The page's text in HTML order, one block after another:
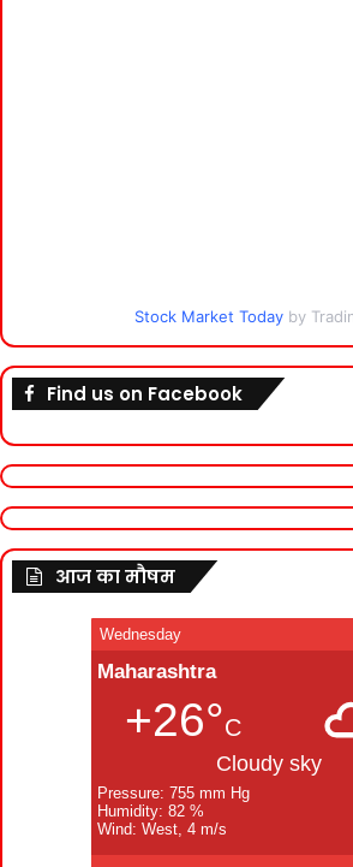
Stock Market Today by
Find us on Facebook
आज का मौषम
Wednesday
Maharashtra
+26°C
Cloudy sky
Pressure: 755 mm Hg
Humidity: 82 %
Wind: West, 4 m/s